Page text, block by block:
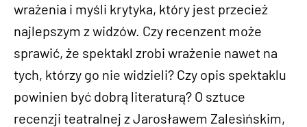
wrażenia i myśli krytyka, który jest przecież
najlepszym z widzów. Czy recenzent może
sprawić, że spektakl zrobi wrażenie nawet na
tych, którzy go nie widzieli? Czy opis spektaklu
powinien być dobrą literaturą? O sztuce
recenzji teatralnej z Jarosławem Zalesìńskim,